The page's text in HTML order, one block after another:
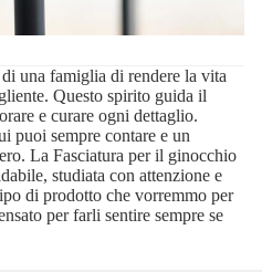
una famiglia di rendere la vita
Questo spirito guida il
e curare ogni dettaglio.
puoi sempre contare e un
La Fasciatura per il ginocchio
studiata con attenzione e
di prodotto che vorremmo per
per farli sentire sempre se